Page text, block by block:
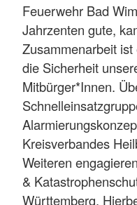
Feuerwehr Bad
Jahrzenten gute,
Zusammenarbeit
die Sicherheit
Mitbürger*Innen.
Kreisverbandes
Weiteren
&
Württemberg.